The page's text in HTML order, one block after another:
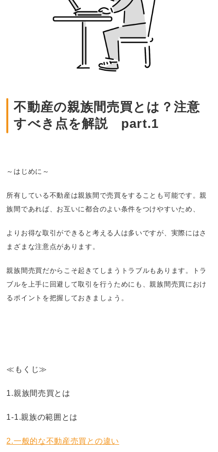
不動産の親族間売買とは？注意
すべき点を解説 part.1
～はじめに～
所有している不動産は親族間で売買をすることも可能です。親
族間であれば、お互いに都合のよい条件をつけやすいため、
よりお得な取引ができると考える人は多いですが、実際にはさ
まざまな注意点があります。
親族間売買だからこそ起きてしまうトラブルもあります。トラ
ブルを上手に回避して取引を行うためにも、親族間売買におけ
るポイントを把握しておきましょう。
≪もくじ≫
1.親族間売買とは
1-1.親族の範囲とは
2.一般的な不動産売買との違い